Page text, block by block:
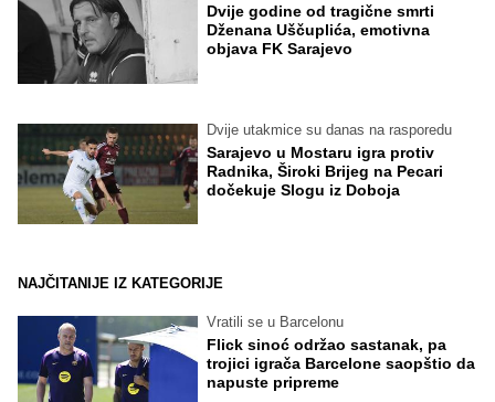
Dvije godine od tragične smrti
Dženana Uščuplića, emotivna
objava FK Sarajevo
Dvije utakmice su danas na rasporedu
Sarajevo u Mostaru igra protiv
Radnika, Široki Brijeg na Pecari
dočekuje Slogu iz Doboja
NAJČITANIJE IZ KATEGORIJE
Vratili se u Barcelonu
Flick sinoć održao sastanak, pa
trojici igrača Barcelone saopštio da
napuste pripreme